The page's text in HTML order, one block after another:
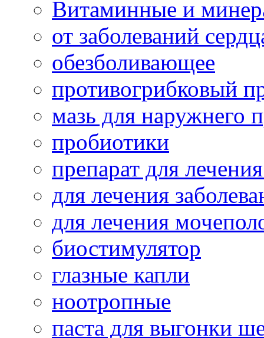
Витаминные и
от заболеваний
обезболивающее
противогрибковый
мазь для наружнего
пробиотики
препарат для лечения
для лечения
для лечения
биостимулятор
глазные капли
ноотропные
паста для выгонки